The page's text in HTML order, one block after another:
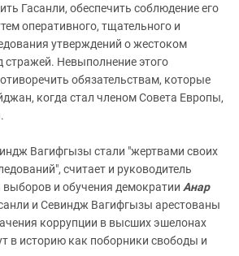
Гасанли, обеспечить соблюдение его
оперативного, тщательного и
утверждений о жестоком
Невыполнение этого
обязательствам, которые
когда стал членом Совета Европы,
Вагифгызы стали "жертвами своих
считает и руководитель
и обучения демократии Анар
и Севиндж Вагифгызы арестованы
коррупции в высших эшелонах
в историю как поборники свободы и